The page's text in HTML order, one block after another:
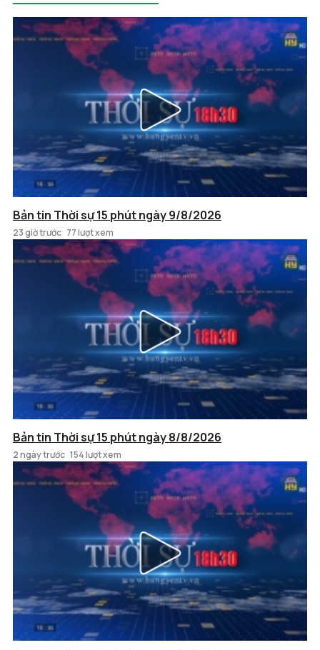
Bản tin Thời sự 15 phút ngày 9/8/2026
23 giờ trước 77 lượt xem
Bản tin Thời sự 15 phút ngày 8/8/2026
2 ngày trước 154 lượt xem